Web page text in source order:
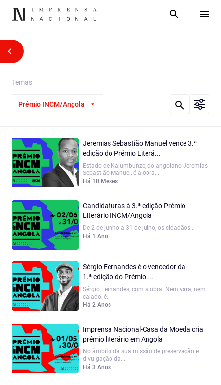
Temas
Prémio INCM/Angola
Jeremias Sebastião Manuel vence 3.ª
edição do Prémio Literá...
Estado de Kalumbunze, do angolano Jeremias
Sebastião Manuel, é a obra...
Há 10 Meses
Candidaturas à 3.ª edição Prémio
Literário INCM/Angola
De 2 de junho a 31 de julho, os cidadãos...
Há 1 Ano
Sérgio Fernandes é o vencedor da
1.ª edição do Prémio ...
Sérgio Fernandes, com a obra Nem vara, nem
cajado, é...
Há 2 Anos
Imprensa Nacional-Casa da Moeda cria
prémio literário em Angola
No âmbito da sua missão de preservação e
divulgação da...
Há 3 Anos